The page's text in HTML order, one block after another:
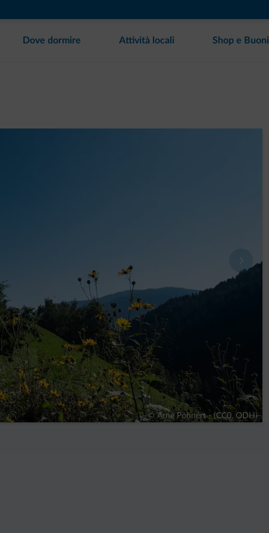
Dove dormire Attività locali Shop e Buoni
© Arne Pöhnert - (CC0, ODH)